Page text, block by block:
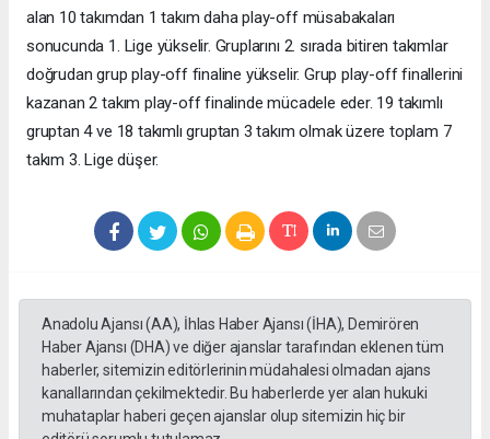
alan 10 takımdan 1 takım daha play-off müsabakaları
sonucunda 1. Lige yükselir. Gruplarını 2. sırada bitiren takımlar
doğrudan grup play-off finaline yükselir. Grup play-off finallerini
kazanan 2 takım play-off finalinde mücadele eder. 19 takımlı
gruptan 4 ve 18 takımlı gruptan 3 takım olmak üzere toplam 7
takım 3. Lige düşer.
Anadolu Ajansı (AA), İhlas Haber Ajansı (İHA), Demirören
Haber Ajansı (DHA) ve diğer ajanslar tarafından eklenen tüm
haberler, sitemizin editörlerinin müdahalesi olmadan ajans
kanallarından çekilmektedir. Bu haberlerde yer alan hukuki
muhataplar haberi geçen ajanslar olup sitemizin hiç bir